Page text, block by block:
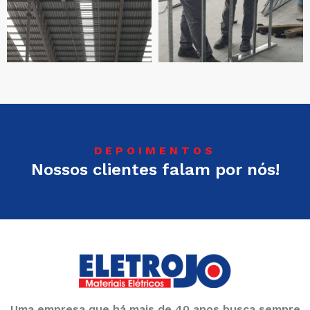
DEPOIMENTOS
Nossos clientes falam por nós!